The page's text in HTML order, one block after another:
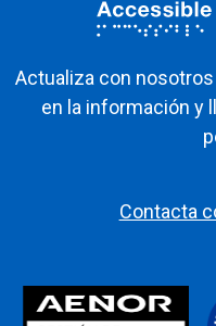
Actualiza con
en la información y
Contacta